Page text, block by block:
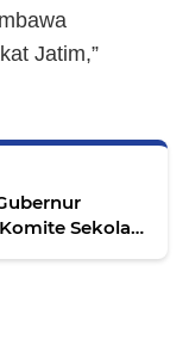
Jatim,”
Sekolah